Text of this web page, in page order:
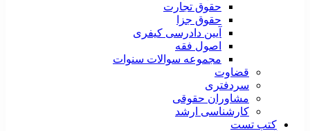
حقوق تجارت
حقوق جزا
آیین دادرسی کیفری
اصول فقه
مجموعه سوالات سنوات
قضاوت
سردفتری
مشاوران حقوقی
کارشناسی ارشد
کتب تست